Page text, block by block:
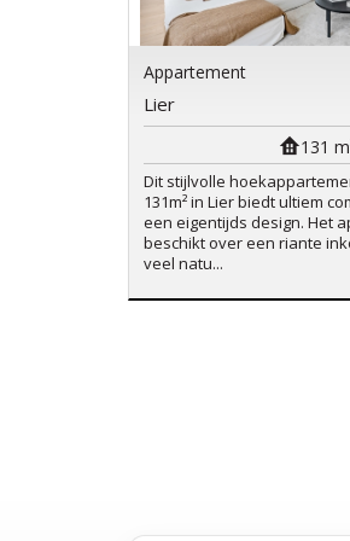
Appartement
Lier
131
Dit stijlvolle
131m² in Lier biedt ultiem
een eigentijds design. Het
beschikt over een riante
veel natu...